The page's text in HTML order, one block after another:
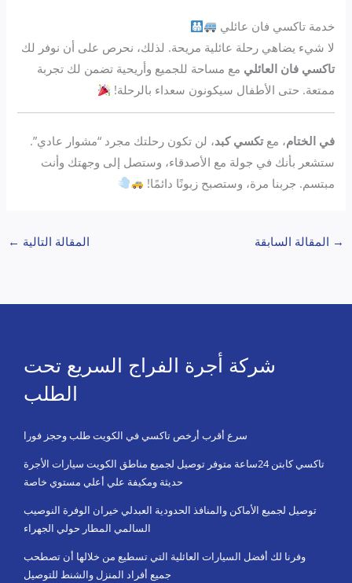
خدمة تاكسي فان عائلي
لا شيء يضاهي رحلة عائلية مريحة. لذلك، نحرص على أن نوفر لك
تاكسي فان العائلي مع مساحة للجميع وأريحية تضمن لك تجربة
ممتعة. حتى الأطفال سيكونون سعداء بالرحلة!
في الختام، معتكسي كبد، لن تكون رحلتك مجرد “مشوار عادي”.
ستشعر بأنك في جولة مع الأصدقاء، وستصل إلى وجهتك وأنت
مبتسم. جربنا مرة، وستصبح زبونًا دائمًا!
→ المقالة السابقة المقالة التالية ←
شركة أجرة الفراج السريع تحت
الطلب
سرع أقرب أرخص تاكسي في الكويت طلب وحجز فورا
تاكسي كابتن 24ساعة متوفر توصيل لجميع مناطق الكويت سيارات الأجرة
حديثة ومكيفة علي أعلي مستوي خاصة
توصيل لجميع الأماكن والمنافذ الحدودية العبدلي خيران الوفرة النوصيب
السالمي المطار حولي الجهراء
وفرنا لك أفضل السيارات العائلية التي تسطيع من خلالها أن تصطحب
جميع أفراد المنزل والشنط للتوصيل